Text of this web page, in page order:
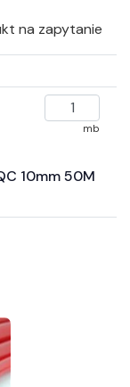
na zapytanie
mb
10mm 50M